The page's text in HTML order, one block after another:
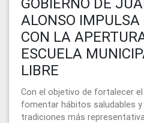
ALONSO IMPULSA
CON LA
ESCUELA
LIBRE
Con el objetivo de fortalecer
fomentar hábitos saludables y
tradiciones más